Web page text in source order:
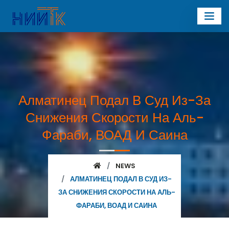
Алматинец Подал В Суд Из-За
Снижения Скорости На Аль-
Фараби, ВОАД И Саина
NEWS
АЛМАТИНЕЦ ПОДАЛ В СУД ИЗ-
ЗА СНИЖЕНИЯ СКОРОСТИ НА АЛЬ-
ФАРАБИ, ВОАД И САИНА